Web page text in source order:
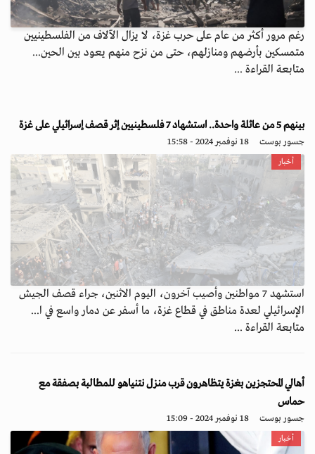
رغم مرور أكثر من عام على حرب غزة، لا يزال الآلاف من الفلسطينيين
متمسكين بأرضهم ومنازلهم، حتى من نزح منهم يعود بين الحين...
متابعة القراءة ...
بينهم 5 من عائلة واحدة.. استشهاد 7 فلسطينيين إثر قصف إسرائيلي على غزة
جسور بوست 18 نوفمبر 2024 - 15:58
أخبار
استشهد 7 مواطنين وأصيب آخرون، اليوم الاثنين، جراء قصف الجيش
الإسرائيلي لعدة مناطق في قطاع غزة، ما أسفر عن دمار واسع في ا...
متابعة القراءة ...
أهالي المحتجزين بغزة يتظاهرون قرب منزل نتنياهو للمطالبة بصفقة مع
حماس
جسور بوست 18 نوفمبر 2024 - 15:09
أخبار